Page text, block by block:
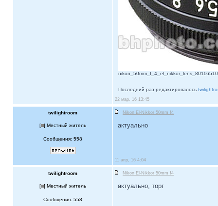
Последний раз редактировалось
22 мар, 16 13:45
twilightroom Nikon El-Nikkor 50mm f4
[ ] Местный житель
Сообщения: 558
актуально
11 апр, 16 4:04
twilightroom Nikon El-Nikkor 50mm f4
[ ] Местный житель
Сообщения: 558
актуально, торг